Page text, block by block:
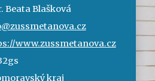
Beata Blašková
www.zussmetanova.cz
kraj